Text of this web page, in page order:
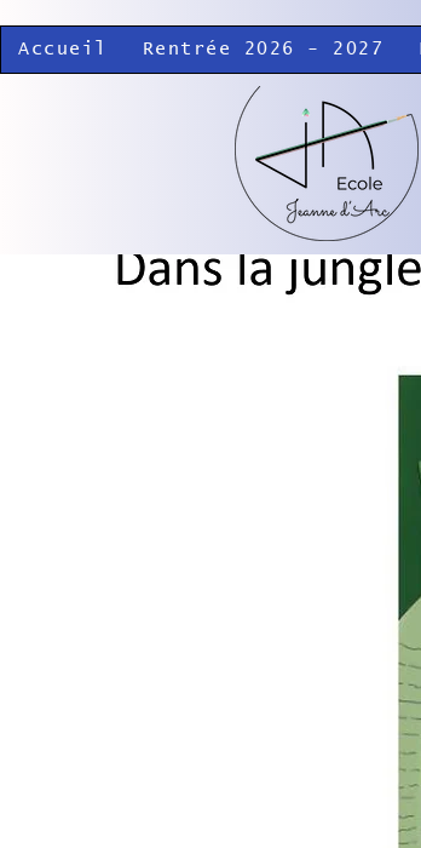
Accueil Rentrée 2026 - 2027